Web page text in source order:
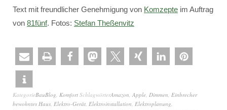
Text mit freundlicher Genehmigung von Komzepte im Auftrag
von 81fünf. Fotos: Stefan Theßenvitz
KategorieBauBlog, Komfort SchlagwörterAmazon, Apple, Dimmen, Einbrecher
bewohntes Haus, Elektro-Gerät, Elektroinstallation, Elektroplanung,